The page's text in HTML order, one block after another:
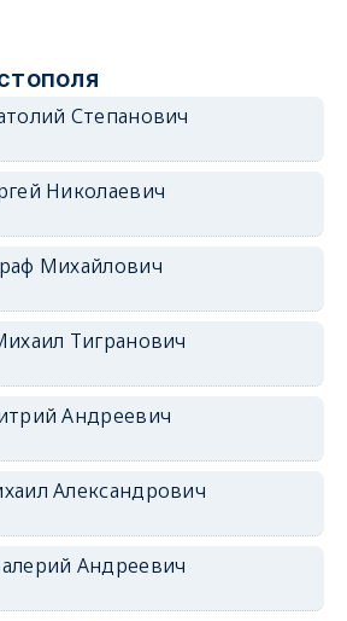
Степанович
Николаевич
Михайлович
Тигранович
Андреевич
Александрович
Андреевич